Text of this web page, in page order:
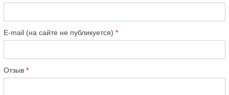
E-mail (на сайте не публикуется)
Отзыв